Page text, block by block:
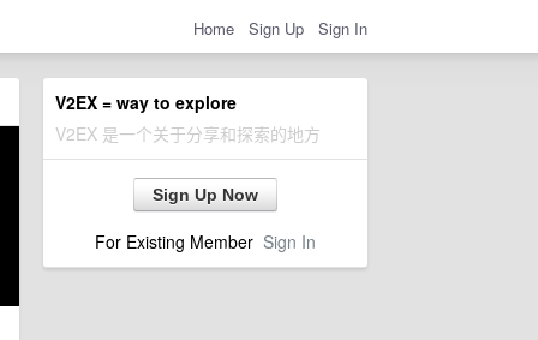
Home Sign Up Sign In
V2EX = way to explore
V2EX 是一个关于分享和探索的地方
Sign Up Now
For Existing Member Sign In